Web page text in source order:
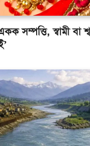
সম্পত্তি, স্বামী বা